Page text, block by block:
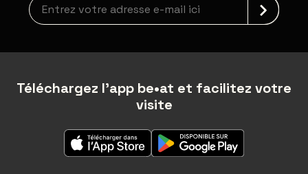
Téléchargez l'app be•at et facilitez votre
visite